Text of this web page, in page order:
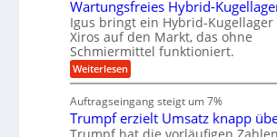
n
g
e
n
a
s
c
h
i
n
n
b
a
k
r
e
i
s
l
a
u
f
e
l
s
c
h
i
e
e
n
f
Wartungsfreies Hybrid-
Igus bringt ein Hybrid-Kugellager
Xiros auf den Markt, das ohne
Schmiermittel funktioniert.
Weiterlesen:
W
r
t
u
Auftragseingang steigt um 7%
Trumpf erzielt Umsatz knapp